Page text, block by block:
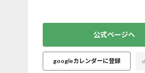
公式ページへ
googleカレンダーに登録